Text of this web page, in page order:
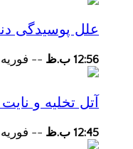
علل پوسیدگی
12:56 ب.ظ -- فوریه 10, 2023
آتل تخلیه و
12:45 ب.ظ -- فوریه 6, 2023